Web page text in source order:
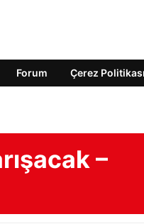
Forum Çerez Politikası
–